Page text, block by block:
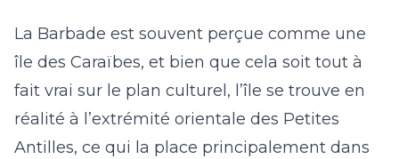
La Barbade est souvent perçue comme une
île des Caraïbes, et bien que cela soit tout à
fait vrai sur le plan culturel, l’île se trouve en
réalité à l’extrémité orientale des Petites
Antilles, ce qui la place principalement dans